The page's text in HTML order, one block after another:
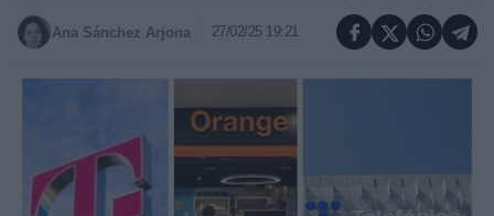
Ana Sánchez Arjona 27/02/25 19:21